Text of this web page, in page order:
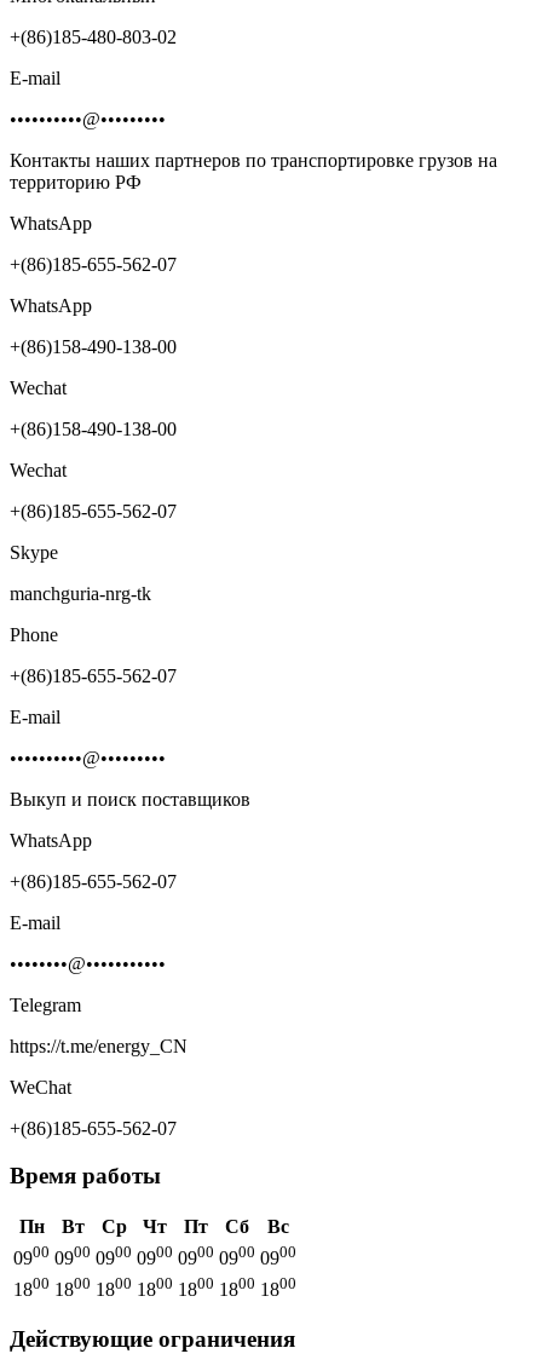
+(86)185-480-803-02
E-mail
••••••••••@•••••••••
Контакты наших партнеров по транспортировке грузов на
территорию РФ
WhatsApp
+(86)185-655-562-07
WhatsApp
+(86)158-490-138-00
Wechat
+(86)158-490-138-00
Wechat
+(86)185-655-562-07
Skype
manchguria-nrg-tk
Phone
+(86)185-655-562-07
E-mail
••••••••••@•••••••••
Выкуп и поиск поставщиков
WhatsApp
+(86)185-655-562-07
E-mail
••••••••@•••••••••••
Telegram
https://t.me/energy_CN
WeChat
+(86)185-655-562-07
Время работы
Пн Вт Ср Чт Пт Сб
Вс
0900 0900 0900 0900 0900 0900 0900
1800 1800 1800 1800 1800 1800 1800
Действующие ограничения